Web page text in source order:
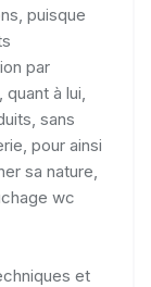
puisque
par
à lui,
sans
pour ainsi
sa nature,
wc
et